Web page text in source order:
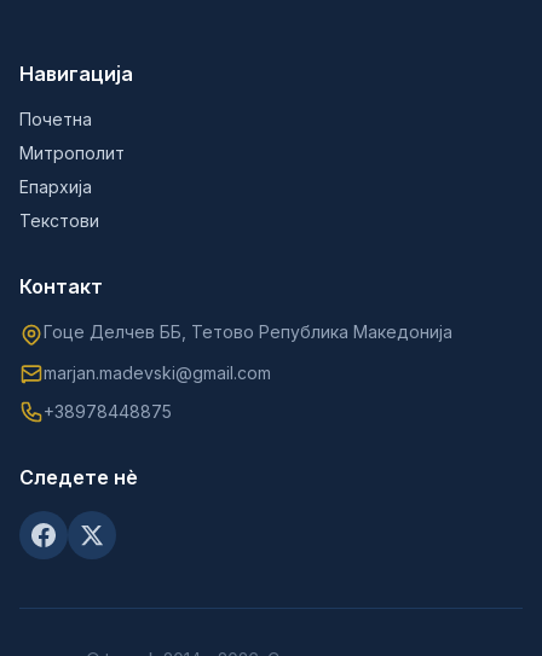
Навигација
Почетна
Митрополит
Епархија
Текстови
Контакт
Гоце Делчев ББ, Тетово Република Македонија
marjan.madevski@gmail.com
+38978448875
Следете нè